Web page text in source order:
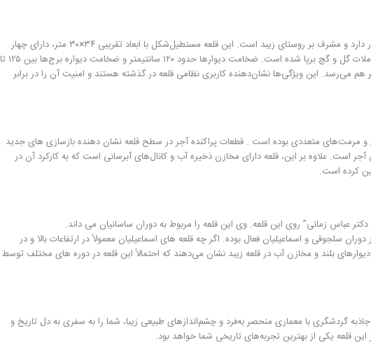
قلعه زیبد بر روی تپه‌ای ۲۵ متری در دامنه کوه تیرماهی قرار دارد و مشرف بر روستای زیبد است. این قلعه مستطیل‌شکل با ابعاد تقریبی ۳۴×۳۰ متر، دارای چهار
برج در چهار گوشه و دیوارهای قطوری است که از سنگ و ملات گل و گچ برپا شده‌ است. ضخامت دیوارها حدود ۱۲۰ سانتیمتر و ضخامت دیواره برج‌ها بین ۱۲۵ تا
هم می‌رسد. این ویژگی‌ها نشان‌دهنده کاربری نظامی قلعه در گذشته هستند و امنیت آن را در برابر
مرمت‌های متعددی بوده است . قطعات پراکنده آجر در سطح قلعه نشان دهنده بازسازی‌ های جدید
است. علاوه بر این، قلعه دارای مخازن ذخیره آب و کانال‌های آبرسانی است که به کارکرد آن در
کرده است.
عباس زمانی” روی این قلعه. وی این قلعه را مربوط به دوران ساسانیان می داند.
سلجوقی و اسماعیلیان فعال بوده. اگر چه قلعه‌ های اسماعیلیان معمولاً در ارتفاعات بالا و در
بلند و مخازن آب در قلعه زیبد نشان می‌دهند که احتمالاً این قلعه در دوره‌ های مختلف توسط
گردشگری با معماری منحصر به‌فرد و چشم‌اندازهای طبیعی زیبا، شما را به سفری به دل تاریخ و
این قلعه یکی از بهترین تجربه‌های تاریخی شما خواهد بود.